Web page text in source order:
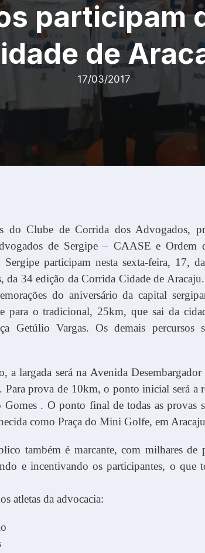
participam
de
17/03/2017
do Clube de Corrida dos Advogados,
de Sergipe – CAASE e Ordem
participam nesta sexta-feira, 17,
da 34 edição da Corrida Cidade de
do aniversário da capital
para o tradicional, 25km, que sai da
Getúlio Vargas. Os demais
a largada será na Avenida
prova de 10km, o ponto inicial será a
. O ponto final de todas as provas
como Praça do Mini Golfe, em
também é marcante, com milhares de
e incentivando os participantes, o que
atletas da advocacia: